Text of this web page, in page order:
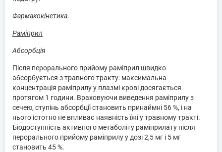
Фармакокінетика.
Раміприл
Абсорбція
Після перорального прийому раміприл швидко
абсорбується з травного тракту: максимальна
концентрація раміприлу у плазмі крові досягається
протягом 1 години. Враховуючи виведення раміприлу з
сечею, ступінь абсорбції становить принаймні 56 %, і на
нього істотно не впливає наявність їжі у травному тракті.
Біодоступність активного метаболіту раміприлату після
перорального прийому раміприлу у дозі 2,5 мг і 5 мг
становить 45 %.